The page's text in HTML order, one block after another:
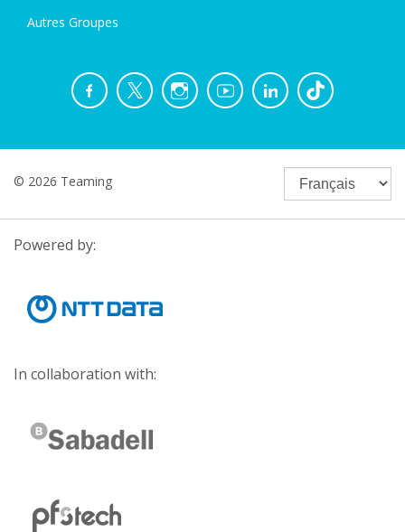
Autres Groupes
© 2026 Teaming
Powered by:
In collaboration with: